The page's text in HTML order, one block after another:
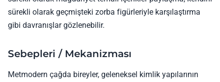
sürekli olarak geçmişteki zorba figürleriyle karşılaştırma
gibi davranışlar gözlenebilir.
Sebepleri / Mekanizması
Metmodern çağda bireyler, geleneksel kimlik yapılarının